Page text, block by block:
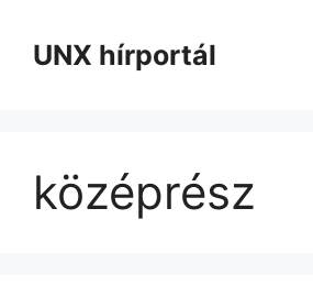
tartalomba
UNX hírportál
középrész